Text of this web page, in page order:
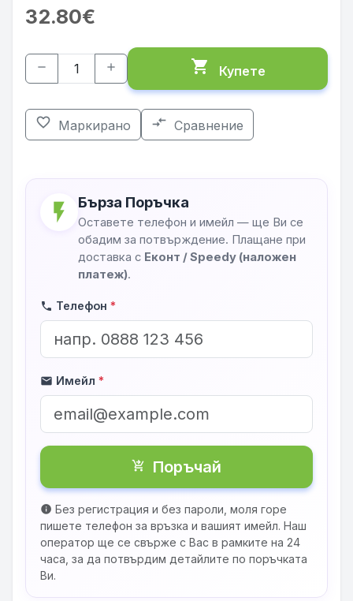
32.80€
remove add shopping_cart Купете
favorite_border Маркирано compare_arrows Сравнение
flash_on Бърза Поръчка
Оставете телефон и имейл — ще Ви се
обадим за потвърждение. Плащане при
доставка с Еконт / Speedy (наложен
платеж).
phone Телефон *
mail Имейл *
shopping_cart_checkout Поръчай
info Без регистрация и без пароли, моля горе
пишете телефон за връзка и вашият имейл. Наш
оператор ще се свърже с Вас в рамките на 24
часа, за да потвърдим детайлите по поръчката
Ви.